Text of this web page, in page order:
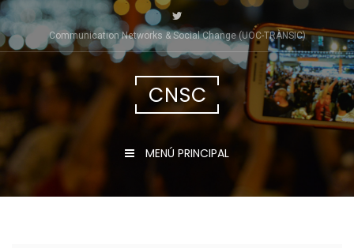
Saltar
al
contenido
Communication Networks & Social Change (UOC-TRÀNSIC)
CNSC
MENÚ PRINCIPAL